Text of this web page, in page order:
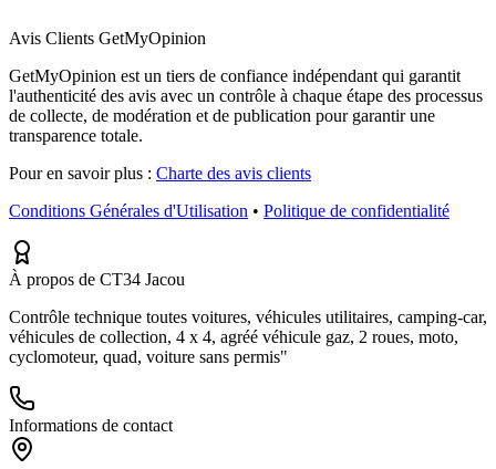
Avis Clients GetMyOpinion
GetMyOpinion est un tiers de confiance indépendant qui garantit
l'authenticité des avis avec un contrôle à chaque étape des processus
de collecte, de modération et de publication pour garantir une
transparence totale.
Pour en savoir plus : Charte des avis clients
Conditions Générales d'Utilisation • Politique de confidentialité
À propos de CT34 Jacou
Contrôle technique toutes voitures, véhicules utilitaires, camping-car,
véhicules de collection, 4 x 4, agréé véhicule gaz, 2 roues, moto,
cyclomoteur, quad, voiture sans permis"
Informations de contact